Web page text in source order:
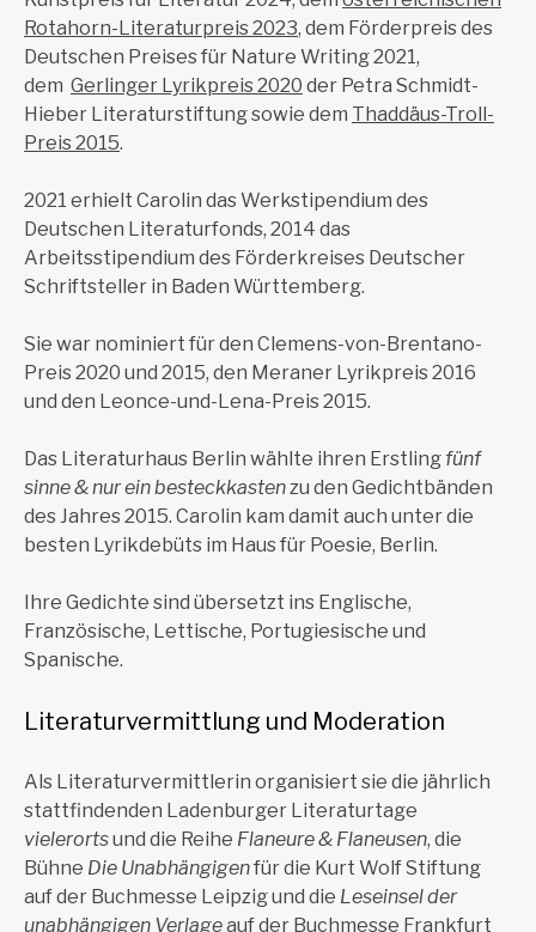
Rotahorn-Literaturpreis 2023, dem Förderpreis des
Deutschen Preises für Nature Writing 2021,
dem Gerlinger Lyrikpreis 2020 der Petra Schmidt-
Hieber Literaturstiftung sowie dem Thaddäus-Troll-
Preis 2015.
2021 erhielt Carolin das Werkstipendium des
Deutschen Literaturfonds, 2014 das
Arbeitsstipendium des Förderkreises Deutscher
Schriftsteller in Baden Württemberg.
Sie war nominiert für den Clemens-von-Brentano-
Preis 2020 und 2015, den Meraner Lyrikpreis 2016
und den Leonce-und-Lena-Preis 2015.
Das Literaturhaus Berlin wählte ihren Erstling fünf
sinne & nur ein besteckkastenzu den Gedichtbänden
des Jahres 2015. Carolin kam damit auch unter die
besten Lyrikdebüts im Haus für Poesie, Berlin.
Ihre Gedichte sind übersetzt ins Englische,
Französische, Lettische, Portugiesische und
Spanische.
Literaturvermittlung und Moderation
Als Literaturvermittlerin organisiert sie die jährlich
stattfindenden Ladenburger Literaturtage
vielerortsund die Reihe Flaneure & Flaneusen, die
Bühne Die Unabhängigenfür die Kurt Wolf Stiftung
auf der Buchmesse Leipzig und die Leseinsel der
unabhängigen Verlageauf der Buchmesse Frankfurt